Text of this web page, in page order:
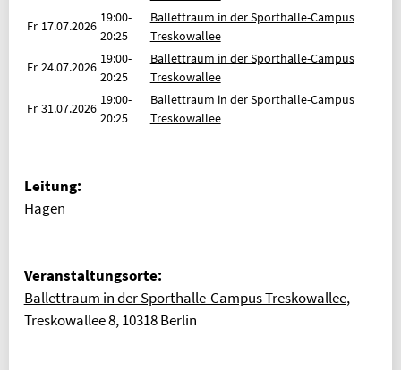
Fr 17.07.2026
19:00-
20:25
Ballettraum in der Sporthalle-Campus
Treskowallee
Fr 24.07.2026
19:00-
20:25
Ballettraum in der Sporthalle-Campus
Treskowallee
Fr 31.07.2026
19:00-
20:25
Ballettraum in der Sporthalle-Campus
Treskowallee
Leitung:
Hagen
Veranstaltungsorte:
Ballettraum in der Sporthalle-Campus Treskowallee,
Treskowallee 8, 10318 Berlin